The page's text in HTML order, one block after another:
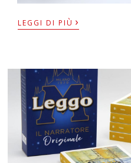
LEGGI DI PIÙ ›